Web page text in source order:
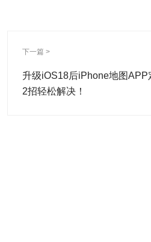
下一篇 >
升级iOS18后iPhone地图APP
2招轻松解决！